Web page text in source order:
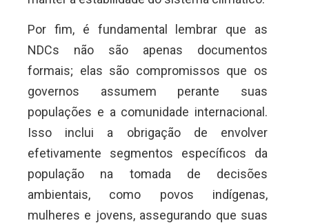
Por fim, é fundamental lembrar que as
NDCs não são apenas documentos
formais; elas são compromissos que os
governos assumem perante suas
populações e a comunidade internacional.
Isso inclui a obrigação de envolver
efetivamente segmentos específicos da
população na tomada de decisões
ambientais, como povos indígenas,
mulheres e jovens, assegurando que suas